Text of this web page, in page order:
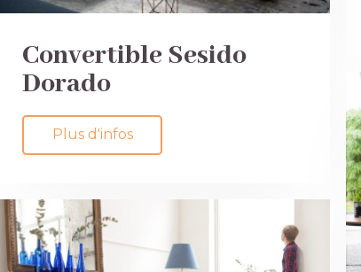
Convertible Sesido
Dorado
Plus d'infos